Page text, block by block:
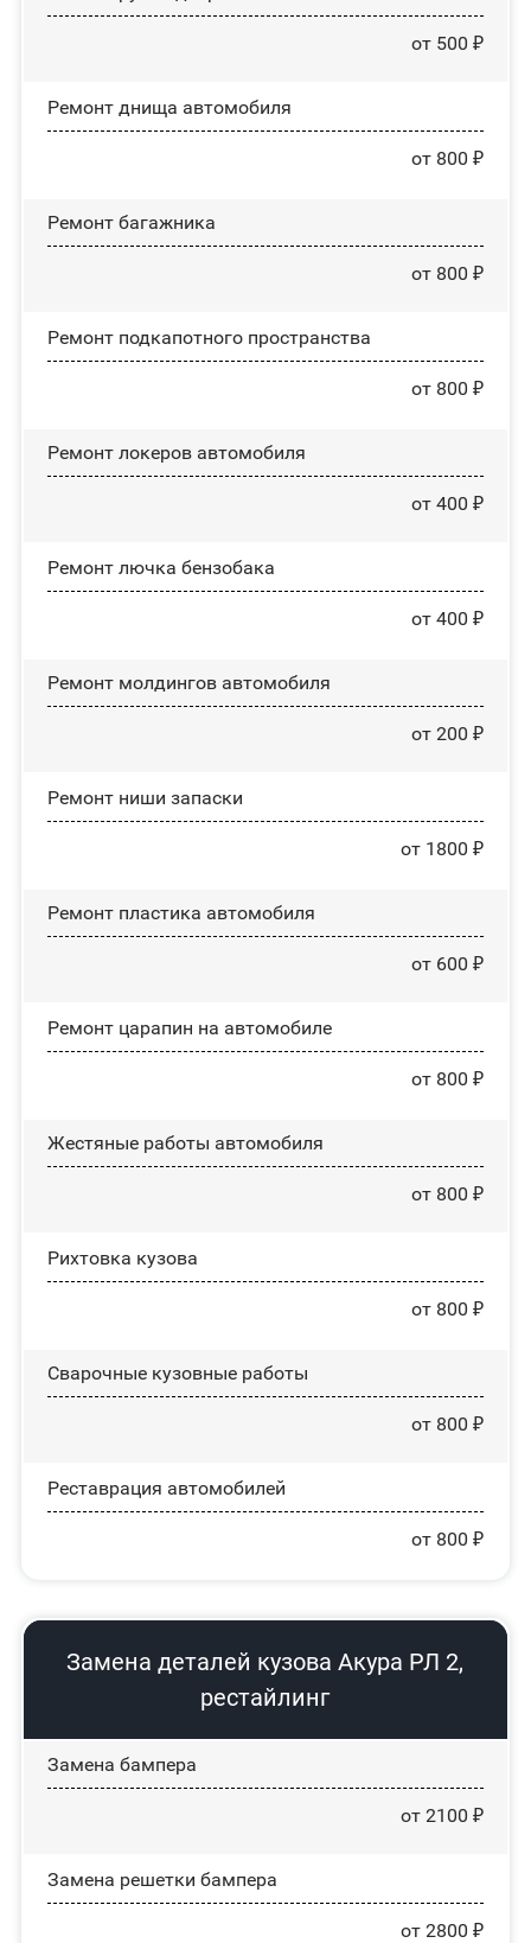
от 500 ₽
Ремонт днища автомобиля
от 800 ₽
Ремонт багажника
от 800 ₽
Ремонт подкапотного пространства
от 800 ₽
Ремонт лoĸepoв автомобиля
от 400 ₽
Ремонт лючка бензобака
от 400 ₽
Ремонт молдингов автомобиля
от 200 ₽
Ремонт ниши запаски
от 1800 ₽
Ремонт пластика автомобиля
от 600 ₽
Ремонт царапин на автомобиле
от 800 ₽
Жестяные работы автомобиля
от 800 ₽
Рихтовка кузова
от 800 ₽
Сварочные кузовные работы
от 800 ₽
Реставрация автомобилей
от 800 ₽
Замена деталей кузова Акура РЛ 2,
рестайлинг
Замена бампера
от 2100 ₽
Замена решетки бампера
от 2800 ₽